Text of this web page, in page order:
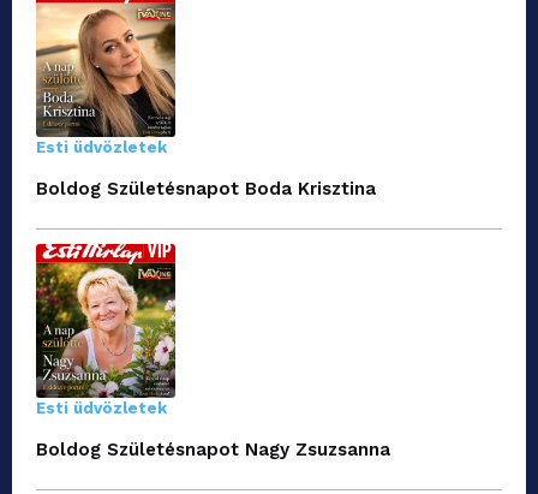
Esti üdvözletek
Boldog Születésnapot Boda Krisztina
Esti üdvözletek
Boldog Születésnapot Nagy Zsuzsanna